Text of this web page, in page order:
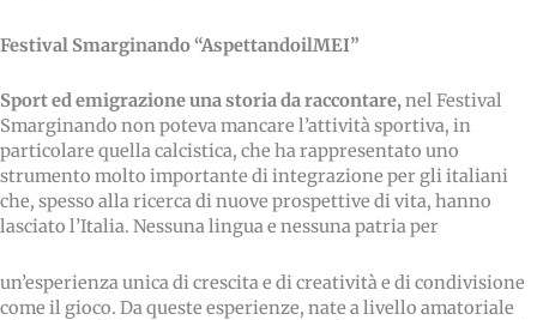
Festival Smarginando “AspettandoilMEI”
Sport ed emigrazione una storia da raccontare,nel Festival
Smarginando non poteva mancare l’attività sportiva, in
particolare quella calcistica, che ha rappresentato uno
strumento molto importante di integrazione per gli italiani
che, spesso alla ricerca di nuove prospettive di vita, hanno
lasciato l’Italia. Nessuna lingua e nessuna patria per
un’esperienza unica di crescita e di creatività e di condivisione
come il gioco. Da queste esperienze, nate a livello amatoriale